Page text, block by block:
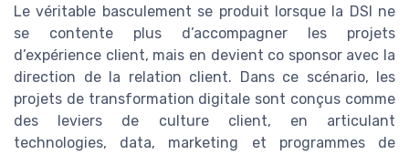
Le véritable basculement se produit lorsque la DSI ne
se contente plus d’accompagner les projets
d’expérience client, mais en devient co sponsor avec la
direction de la relation client. Dans ce scénario, les
projets de transformation digitale sont conçus comme
des leviers de culture client, en articulant
technologies, data, marketing et programmes de